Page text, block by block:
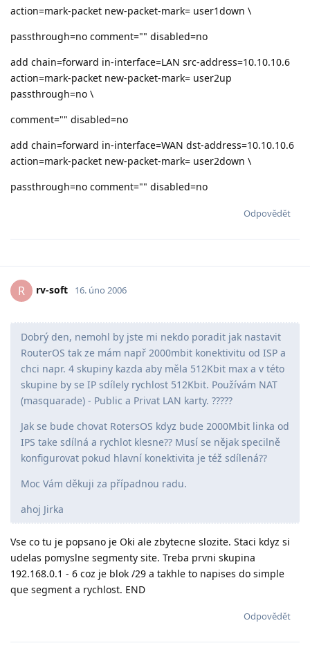
action=mark-packet new-packet-mark= user1down \
passthrough=no comment="" disabled=no
add chain=forward in-interface=LAN src-address=10.10.10.6
action=mark-packet new-packet-mark= user2up
passthrough=no \
comment="" disabled=no
add chain=forward in-interface=WAN dst-address=10.10.10.6
action=mark-packet new-packet-mark= user2down \
passthrough=no comment="" disabled=no
Odpovědět
R rv-soft 16. úno 2006
Dobrý den, nemohl by jste mi nekdo poradit jak nastavit
RouterOS tak ze mám např 2000mbit konektivitu od ISP a
chci napr. 4 skupiny kazda aby měla 512Kbit max a v této
skupine by se IP sdílely rychlost 512Kbit. Používám NAT
(masquarade) - Public a Privat LAN karty. ?????
Jak se bude chovat RotersOS kdyz bude 2000Mbit linka od
IPS take sdílná a rychlot klesne?? Musí se nějak specilně
konfigurovat pokud hlavní konektivita je též sdílená??
Moc Vám děkuji za případnou radu.
ahoj Jirka
Vse co tu je popsano je Oki ale zbytecne slozite. Staci kdyz si
udelas pomyslne segmenty site. Treba prvni skupina
192.168.0.1 - 6 coz je blok /29 a takhle to napises do simple
que segment a rychlost. END
Odpovědět